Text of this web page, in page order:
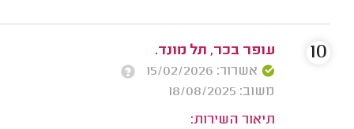
עופר בכר, תל מונד.
אשרור: 15/02/2026
משוב: 18/08/2025
תיאור השירות:
10